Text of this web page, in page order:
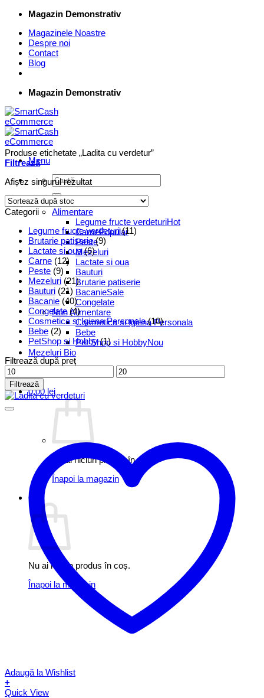
Skip
content
Magazin Demonstrativ
Magazinele Noastre
Despre noi
Contact
Blog
Magazin Demonstrativ
Menu
Caută
după:
Supermarket Online
Alimentare
Legume fructe verdeturi
Carne
Peste
Mezeluri
Lactate si oua
Bauturi
Brutarie patiserie
Bacanie
Congelate
Non Alimentare
Cosmetica si Igiena Personala
Bebe
Pet Shop si Hobby
Mezeluri Bio
0,00 lei
Nu ai niciun produs în coș.
Înapoi la magazin
Coș
Nu ai niciun produs în coș.
Înapoi la magazin
Produse etichetate „Ladita cu verdetur”
Filtrează
Afișez singurul rezultat
Categorii
Legume fructe verdeturi (11)
Brutarie patiserie (9)
Lactate si oua (6)
Carne (12)
Peste (9)
Mezeluri (21)
Bauturi (21)
Bacanie (40)
Congelate (4)
Cosmetica si Igiena Personala (10)
Bebe (2)
PetShop si Hobby (1)
Filtrează după preț
Preț
minim
Preț
maxim
Filtrează
Adaugă la Wishlist
+
Quick View